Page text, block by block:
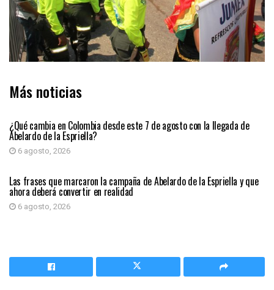
Más noticias
¿Qué cambia en Colombia desde este 7 de agosto con la llegada de
Abelardo de la Espriella?
6 agosto, 2026
PRIMER PLANO
Las frases que marcaron la campaña de Abelardo de la Espriella y que
ahora deberá convertir en realidad
6 agosto, 2026